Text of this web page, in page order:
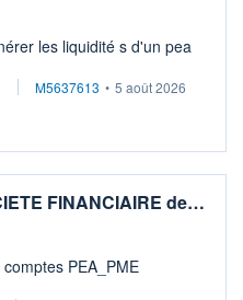
les liquidité s d'un pea
M5637613 • 5 août 2026
FINANCIAIRE de…
aux comptes PEA_PME